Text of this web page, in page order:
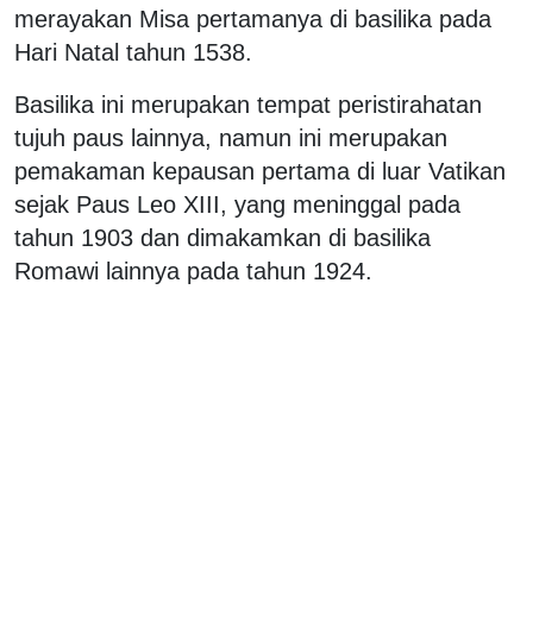
merayakan Misa pertamanya di basilika pada
Hari Natal tahun 1538.
Basilika ini merupakan tempat peristirahatan
tujuh paus lainnya, namun ini merupakan
pemakaman kepausan pertama di luar Vatikan
sejak Paus Leo XIII, yang meninggal pada
tahun 1903 dan dimakamkan di basilika
Romawi lainnya pada tahun 1924.